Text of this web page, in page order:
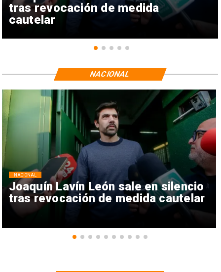
tras revocación de medida
cautelar
Joaquín Lavín León sale en silencio
tras revocación de medida cautelar
NACIONAL
NACIONAL